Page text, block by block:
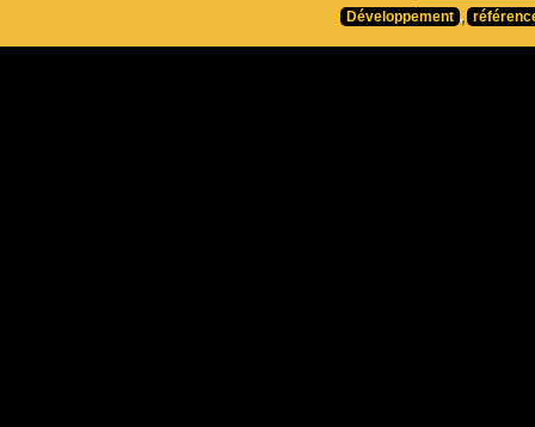
Développement ,